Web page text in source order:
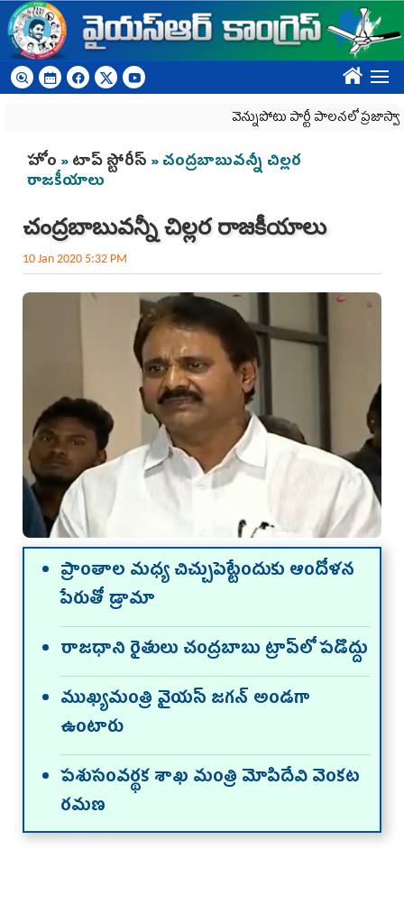
Skip to main content
????
వెన్నుపోటు పార్టీ పాలనలో ప్రజాస్వామ్యం
You are here
హోం»టాప్ స్టోరీస్ » చంద్రబాబువన్నీ చిల్లర
రాజకీయాలు
చంద్రబాబువన్నీ చిల్లర రాజకీయాలు
10 Jan 2020 5:32 PM
ప్రాంతాల మధ్య చిచ్చుపెట్టేందుకు ఆందోళన
పేరుతో డ్రామా
రాజధాని రైతులు చంద్రబాబు ట్రాప్‌లో పడొద్దు
ముఖ్యమంత్రి వైయస్‌ జగన్‌ అండగా
ఉంటారు
పశుసంవర్థక శాఖ మంత్రి మోపిదేవి వెంకట
రమణ